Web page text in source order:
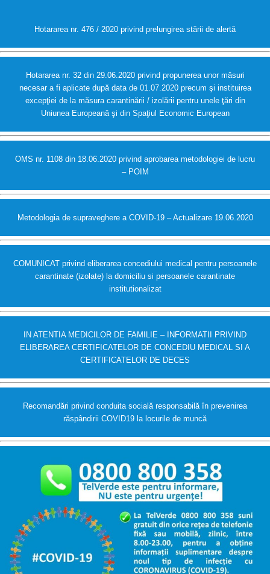
Hotararea nr. 476 / 2020 privind prelungirea stării de alertă
Hotararea nr. 32 din 29.06.2020 privind propunerea unor măsuri
necesar a fi aplicate după data de 01.07.2020 precum şi instituirea
excepţiei de la măsura carantinării / izolării pentru unele ţări din
Uniunea Europeană şi din Spaţiul Economic European
OMS nr. 1108 din 18.06.2020 privind aprobarea metodologiei de lucru
– POIM
Metodologia de supraveghere a COVID-19 – Actualizare 19.06.2020
COMUNICAT privind eliberarea concediului medical pentru persoanele
carantinate (izolate) la domiciliu si persoanele carantinate
institutionalizat
IN ATENTIA MEDICILOR DE FAMILIE – INFORMATII PRIVIND
ELIBERAREA CERTIFICATELOR DE CONCEDIU MEDICAL SI A
CERTIFICATELOR DE DECES
Recomandări privind conduita socială responsabilă în prevenirea
răspândirii COVID19 la locurile de muncă